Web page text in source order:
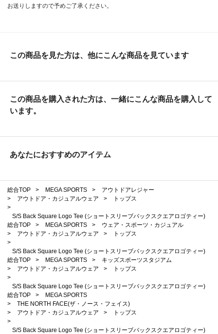
お送りしますので予めご了承ください。
この商品を見た方は、他にこんな商品を見ています
この商品を購入された方は、一緒にこんな商品を購入して
います。
あなたにおすすめのアイテム
総合TOP > MEGA SPORTS >
アウトドアレジャー
>
アウトドア・カジュアルウェア >
トップス
>
S/S Back Square Logo Tee (ショートスリーブバックスクエアロゴティー)
総合TOP
> MEGA SPORTS >
ウェア・スポーツ・カジュアル
>
アウトドア・カジュアルウェア >
トップス
>
S/S Back Square Logo Tee (ショートスリーブバックスクエアロゴティー)
総合TOP
> MEGA SPORTS >
キッズスポーツスタジアム
>
アウトドア・カジュアルウェア >
トップス
>
S/S Back Square Logo Tee (ショートスリーブバックスクエアロゴティー)
総合TOP
>
MEGA SPORTS
>
THE NORTH FACE(ザ・ノース・フェイス)
>
アウトドア・カジュアルウェア >
トップス
>
S/S Back Square Logo Tee (ショートスリーブバックスクエアロゴティー)